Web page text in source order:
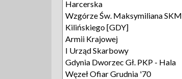
Harcerska
Wzgórze Św. Maksymiliana SKM
Kilińskiego [GDY]
Armii Krajowej
I Urząd Skarbowy
Gdynia Dworzec Gł. PKP - Hala
Węzeł Ofiar Grudnia '70